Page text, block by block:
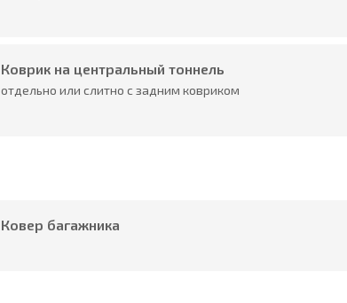
Коврик на центральный тоннель
отдельно или слитно с задним ковриком
Ковер багажника